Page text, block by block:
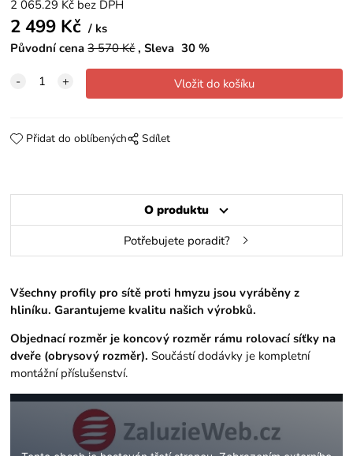
2 065.29 Kč bez DPH
2 499 Kč
ks
Původní cena 3 570Kč Sleva 30 %
Přidat do oblíbených Sdílet
O produktu
Potřebujete poradit?
Všechny profily pro sítě proti hmyzu jsou vyráběny z
hliníku. Garantujeme kvalitu našich výrobků.
Objednací rozměr je koncový rozměr rámu rolovací síťky na
dveře (obrysový rozměr).Součástí dodávky je kompletní
montážní příslušenství.